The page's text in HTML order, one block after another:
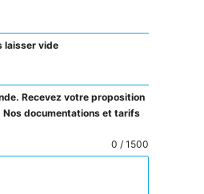
laisser vide
Recevez votre proposition
Nos documentations et tarifs
0 / 1500